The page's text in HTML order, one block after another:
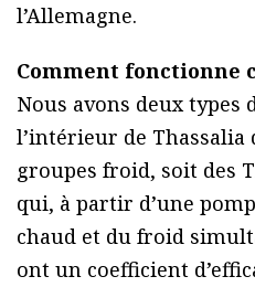
l’Allemagne.
Comment fonctionne
Nous avons deux types
l’intérieur de Thassalia
groupes froid, soit des
qui, à partir d’une
chaud et du froid
ont un coefficient